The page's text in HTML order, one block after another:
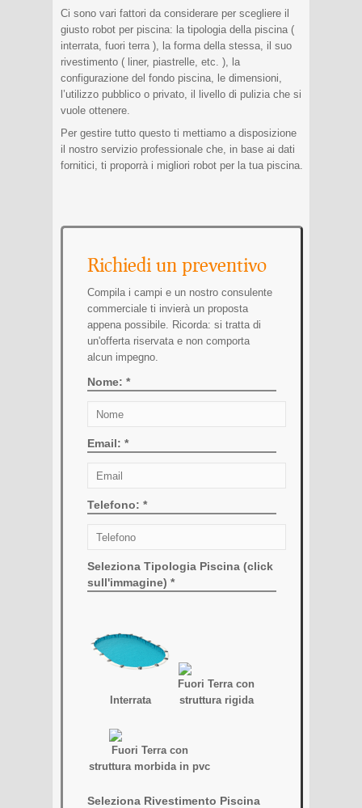
Ci sono vari fattori da considerare per scegliere il
giusto robot per piscina: la tipologia della piscina (
interrata, fuori terra ), la forma della stessa, il suo
rivestimento ( liner, piastrelle, etc. ), la
configurazione del fondo piscina, le dimensioni,
l’utilizzo pubblico o privato, il livello di pulizia che si
vuole ottenere.
Per gestire tutto questo ti mettiamo a disposizione
il nostro servizio professionale che, in base ai dati
fornitici, ti proporrà i migliori robot per la tua piscina.
Richiedi un preventivo
Compila i campi e un nostro consulente
commerciale ti invierà un proposta
appena possibile. Ricorda: si tratta di
un'offerta riservata e non comporta
alcun impegno.
Nome: *
Email: *
Telefono: *
Seleziona Tipologia Piscina (click
sull'immagine) *
Interrata
Fuori Terra con
struttura rigida
Fuori Terra con
struttura morbida in pvc
Seleziona Rivestimento Piscina